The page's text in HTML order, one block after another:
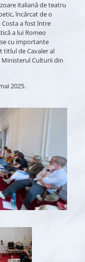
italiană de teatru
încărcat de o
a fost între
a lui Romeo
cu importante
titlul de Cavaler al
Culturii din
2025.